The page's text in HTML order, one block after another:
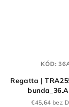
Regatta |
€45,64 bez
KÓD: